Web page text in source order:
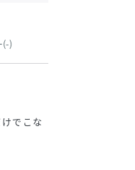
(-)
でこな